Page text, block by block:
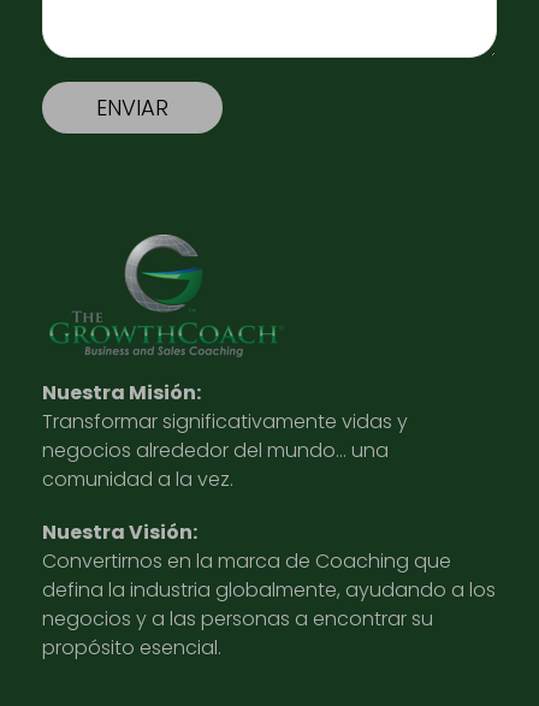
Nuestra Misión:
Transformar significativamente vidas y
negocios alrededor del mundo… una
comunidad a la vez.
Nuestra Visión:
Convertirnos en la marca de Coaching que
defina la industria globalmente, ayudando a los
negocios y a las personas a encontrar su
propósito esencial.